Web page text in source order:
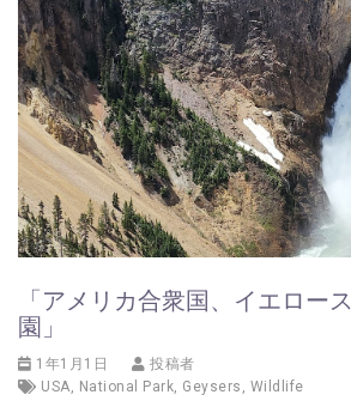
「アメリカ合衆国、イエロー
園」
1年1月1日
投稿者
USA, National Park, Geysers , Wildlife